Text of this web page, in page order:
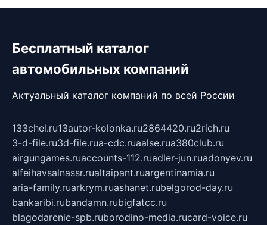
Бесплатный каталог
автомобильных компаний
Актуальный каталог компаний по всей России
133chel.ru13autor-kolonka.ru2864420.ru2rich.ru
3-d-file.ru3d-file.rua-cdc.ruaalse.rua380club.ru
airgungames.ruaccounts-112.ruadler-jun.ruadonyev.ru
alfeihavsalnassr.rualtaipant.ruargentinamia.ru
aria-family.ruarkrym.ruashanet.rubelgorod-day.ru
bankaribi.rubandamn.rubigfatcc.ru
blagodarenie-spb.ruborodino-media.rucard-voice.ru